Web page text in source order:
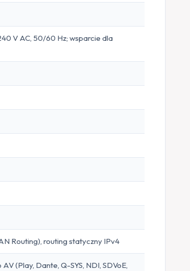
V AC, 50/60 Hz; wsparcie dla
Routing), routing statyczny IPv4
(Play, Dante, Q-SYS, NDI, SDVoE,